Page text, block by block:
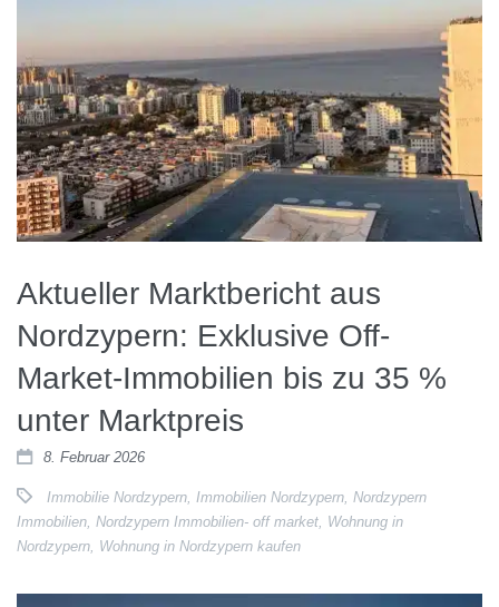
Aktueller Marktbericht aus
Nordzypern: Exklusive Off-
Market-Immobilien bis zu 35 %
unter Marktpreis
8. Februar 2026
Immobilie Nordzypern, Immobilien Nordzypern, Nordzypern
Immobilien, Nordzypern Immobilien- off market, Wohnung in
Nordzypern, Wohnung in Nordzypern kaufen